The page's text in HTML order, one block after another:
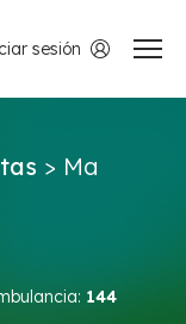
sesión
> Ma
144